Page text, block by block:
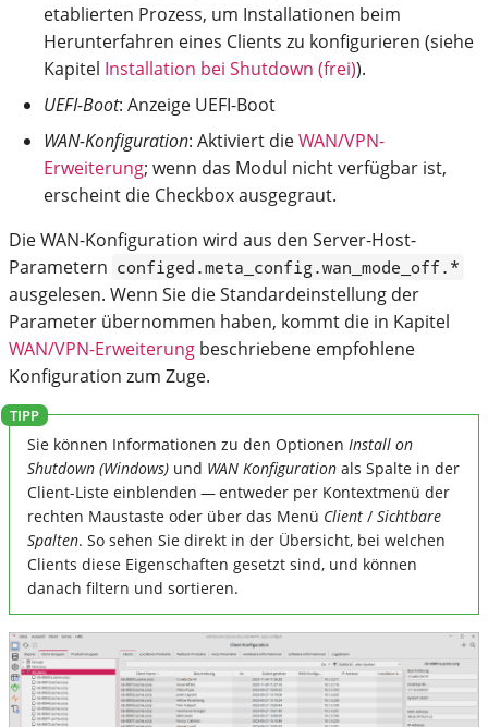
etablierten Prozess, um Installationen beim
Herunterfahren eines Clients zu konfigurieren (siehe
Kapitel Installation bei Shutdown (frei)).
UEFI-Boot: Anzeige UEFI-Boot
WAN-Konfiguration: Aktiviert dieWAN/VPN-
Erweiterung; wenn das Modul nicht verfügbar ist,
erscheint die Checkbox ausgegraut.
Die WAN-Konfiguration wird aus den Server-Host-
Parametern configed.meta_config.wan_mode_off.*
ausgelesen. Wenn Sie die Standardeinstellung der
Parameter übernommen haben, kommt die in Kapitel
WAN/VPN-Erweiterung beschriebene empfohlene
Konfiguration zum Zuge.
Sie können Informationen zu den Optionen Install on
Shutdown (Windows) und WAN Konfiguration als Spalte in der
Client-Liste einblenden — entweder per Kontextmenü der
rechten Maustaste oder über das Menü Client / Sichtbare
Spalten. So sehen Sie direkt in der Übersicht, bei welchen
Clients diese Eigenschaften gesetzt sind, und können
danach filtern und sortieren.